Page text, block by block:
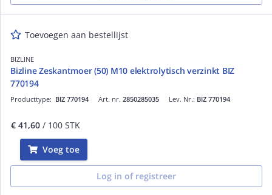
Toevoegen aan bestellijst
BIZLINE
Bizline Zeskantmoer (50) M10 elektrolytisch verzinkt BIZ
770194
Art. nr. 2850285035
Producttype: BIZ 770194 Lev. Nr.: BIZ 770194
€ 41,60 / 100 STK
Voeg toe
Log in of registreer